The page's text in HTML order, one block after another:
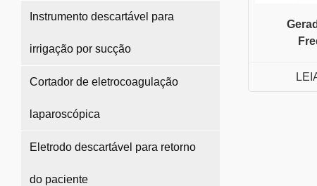
Instrumento descartável para
irrigação por sucção
Cortador de eletrocoagulação
laparoscópica
Eletrodo descartável para retorno
do paciente